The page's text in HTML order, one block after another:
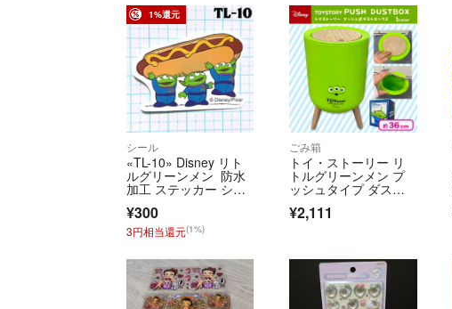
1%還元
シール
«TL-10» Disney リト
ルグリーンメン 防水
加工 ステッカー シー
ル
¥300
3円相当還元(1%)
ごみ箱
トイ・ストーリー リ
トルグリーンメン プ
ッシュタイプ ダスト
ボックス
¥2,111